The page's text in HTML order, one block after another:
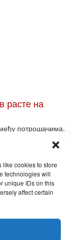
like cookies to store
technologies will
unique IDs on this
affect certain
расте на
потрошачима.
Toggle
svojina